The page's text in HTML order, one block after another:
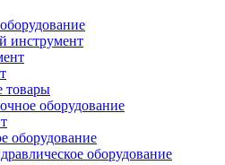
инструмент
товары
оборудование
оборудование
оборудование